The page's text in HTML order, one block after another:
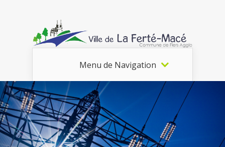
Menu de Navigation